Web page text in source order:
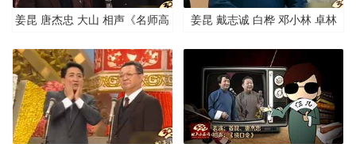
姜昆 唐杰忠 大山 相声《名师高
姜昆 戴志诚 白桦 邓小林 卓林